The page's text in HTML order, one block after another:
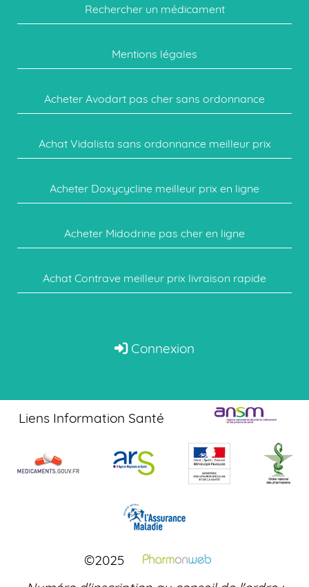
Rechercher un médicament
Mentions légales
Acheter Avodart pas cher sans ordonnance
Achat Vidalista sans ordonnance meilleur prix
Acheter Doxycycline meilleur prix en ligne
Acheter Midodrine pas cher en ligne
Achat Contrave meilleur prix livraison rapide
Connexion
Liens Information Santé
©2025